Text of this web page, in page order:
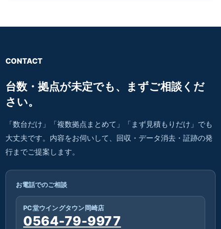
CONTACT
台数・拠点が未定でも、
まずご相談くだ
さい。
「数台だけ」「複数拠点まとめて」「まず見積もりだけ」でも
大丈夫です。内容をお伺いして、回収・データ消去・証跡の発
行までご提案します。
お電話でのご相談
PC堂ウイングタウン岡崎店
0564-79-9977